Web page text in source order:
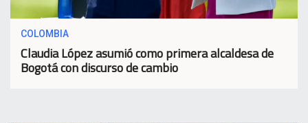
COLOMBIA
Claudia López asumió como primera alcaldesa de
Bogotá con discurso de cambio